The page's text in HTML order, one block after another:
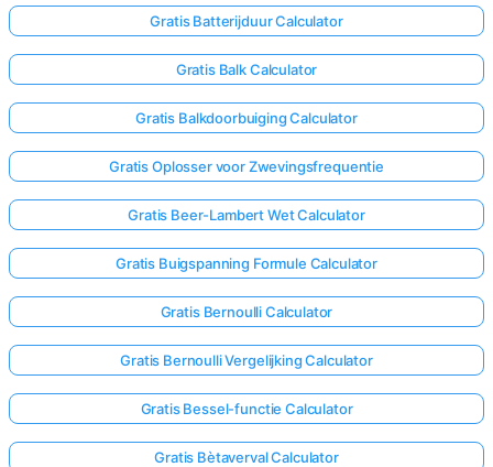
Nog
Geen
Stel
Je
Eerste
Vraag
Gratis Batterijduur Calculator
Gratis Balk Calculator
Gratis Balkdoorbuiging Calculator
Gratis Oplosser voor Zwevingsfrequentie
Gratis Beer-Lambert Wet Calculator
Gratis Buigspanning Formule Calculator
Gratis Bernoulli Calculator
Gratis Bernoulli Vergelijking Calculator
Gratis Bessel-functie Calculator
Gratis Bètaverval Calculator